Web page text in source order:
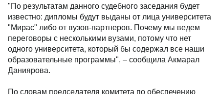
"По результатам данного судебного заседания будет
известно: дипломы будут выданы от лица университета
"Мирас" либо от вузов-партнеров. Почему мы ведем
переговоры с несколькими вузами, потому что нет
одного университета, который бы содержал все наши
образовательные программы", – сообщила Акмарал
Даниярова.
По словам председателя комитета по обеспечению